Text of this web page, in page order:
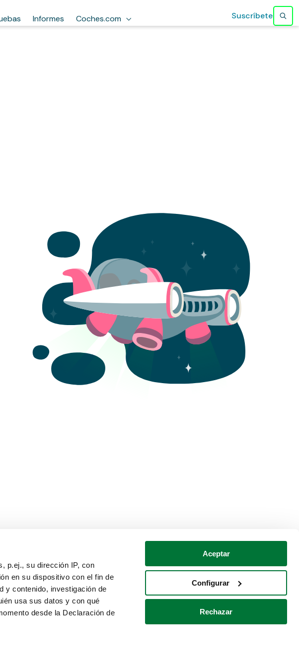
p.ej., su dirección IP, con
en su dispositivo con el fin de
y contenido, investigación de
usa sus datos y con qué
desde la Declaración de
Aceptar
Configurar
Rechazar
Informes Coches.com Suscríbete